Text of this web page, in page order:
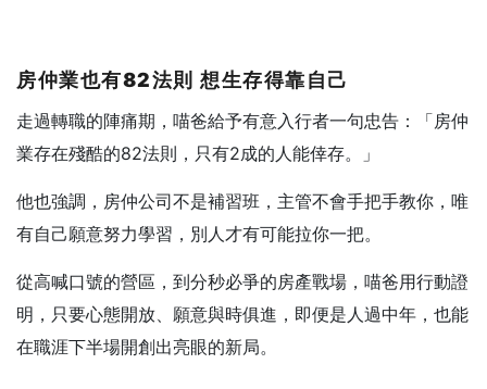
房仲業也有82法則 想生存得靠自己
走過轉職的陣痛期，喵爸給予有意入行者一句忠告：「房仲
業存在殘酷的82法則，只有2成的人能倖存。」
他也強調，房仲公司不是補習班，主管不會手把手教你，唯
有自己願意努力學習，別人才有可能拉你一把。
從高喊口號的營區，到分秒必爭的房產戰場，喵爸用行動證
明，只要心態開放、願意與時俱進，即便是人過中年，也能
在職涯下半場開創出亮眼的新局。